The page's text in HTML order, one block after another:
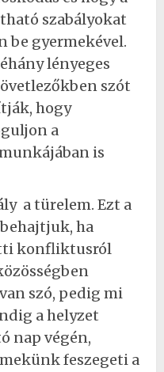
szabályokat
be gyermekével.
lényeges
szót
hogy
a
is
a türelem. Ezt a
ha
konfliktusról
szó, pedig mi
a helyzet
nap végén,
feszegeti a